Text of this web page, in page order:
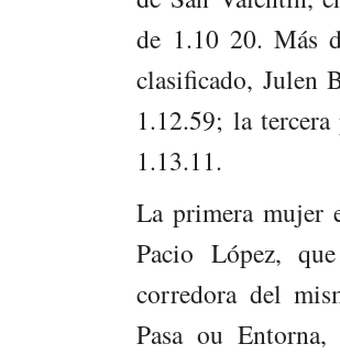
de 1.10 20. Más
clasificado, Julen
1.12.59; la
1.13.11.
La primera mujer
Pacio López,
corredora del
Pasa ou